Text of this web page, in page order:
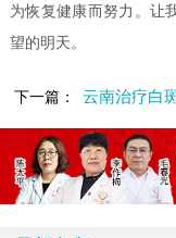
为恢复健康而努力。让
望的明天。
下一篇： 云南治疗白